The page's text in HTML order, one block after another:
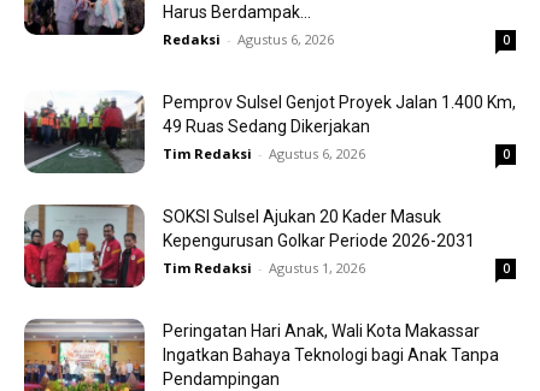
Harus Berdampak...
Redaksi - Agustus 6, 2026 0
Pemprov Sulsel Genjot Proyek Jalan 1.400 Km,
49 Ruas Sedang Dikerjakan
Tim Redaksi - Agustus 6, 2026 0
SOKSI Sulsel Ajukan 20 Kader Masuk
Kepengurusan Golkar Periode 2026-2031
Tim Redaksi - Agustus 1, 2026 0
Peringatan Hari Anak, Wali Kota Makassar
Ingatkan Bahaya Teknologi bagi Anak Tanpa
Pendampingan